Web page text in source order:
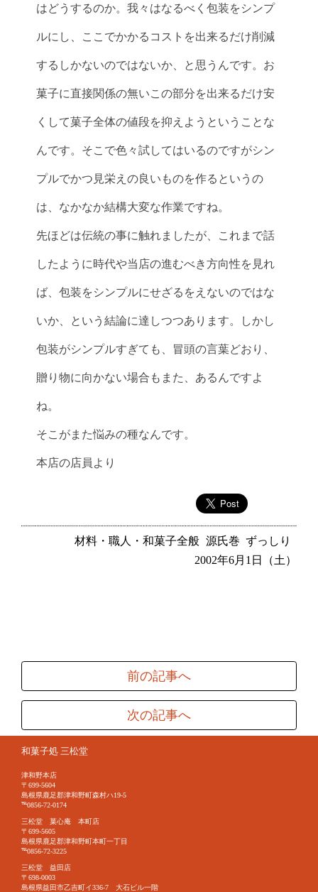
はどうするのか。我々はなるべく包装をシンプ
ルにし、ここでかかるコストを出来るだけ削減
するしかないのではないか、と思うんです。お
菓子に直接関係の無いこの部分を出来るだけ安
くして菓子全体の値段を抑えようということな
んです。そこで色々試してはいるのですがシン
プルでかつ見栄えの良いものを作るというの
は、なかなか結構大変な作業ですね。
先ほどは伝統の事に触れましたが、これまで話
したように時代や当店の進むべき方向性を見れ
ば、包装をシンプルにせざるをえないのではな
いか、という結論に達しつつあります。しかし
包装がシンプルすぎても、冒頭の言葉どおり、
贈り物に向かない場合もまた、あるんですよ
ね。
そこがまた悩みの種なんです。
本店の店員より
材料・職人・和菓子全般 源氏巻 ずっしり
2002年6月1日（土）
前の記事へ
次の記事へ
和菓子処 三松堂
津和野本店
〒699-5604
島根県鹿足郡津和野町森村ハ19-5
℡0856-72-0174
三松堂 菓心庵 本町店
〒699-5605
島根県鹿足郡津和野町本町一丁目
℡0856-72-3225
三松堂 益田店
〒698-0003
島根県益田市乙吉町イ336-7 大石ビル一階